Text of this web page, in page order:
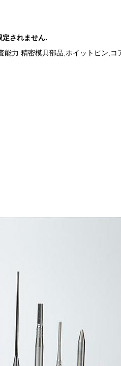
定されません.
力 精密模具部品,ホイットピン,